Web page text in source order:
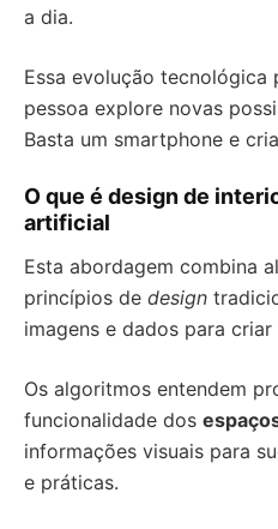
a dia.
Essa evolução tecnológica
pessoa explore novas
Basta um smartphone e
O que é design de
artificial
Esta abordagem combina
princípios de design
imagens e dados para
Os algoritmos entendem
funcionalidade dos
informações visuais para
e práticas.